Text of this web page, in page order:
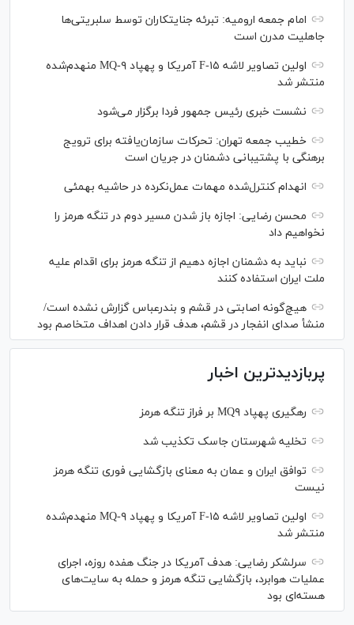
امام جمعه ارومیه: تبرئه جنایتکاران توسط سلبریتی‌ها
جاهلیت مدرن است
اولین تصاویر لاشه F-۱۵ آمریکا و پهپاد MQ-۹ منهدم‌شده
منتشر شد
نشست خبری رئیس‌ جمهور فردا برگزار می‌شود
خطیب جمعه تهران: تحرکات سازمان‌یافته برای ترویج
برهنگی با پشتیبانی دشمنان در جریان است
انهدام کنترل‌شده مهمات عمل‌نکرده در حاشیه بهمئی
محسن رضایی: اجازه باز شدن مسیر دوم در تنگه هرمز را
نخواهیم داد
نباید به دشمنان اجازه دهیم از تنگه هرمز برای اقدام علیه
ملت ایران استفاده کنند
هیچ‌گونه اصابتی در قشم و بندرعباس گزارش نشده است/
منشأ صدای انفجار در قشم، هدف قرار دادن اهداف متخاصم بود
پربازدیدترین اخبار
رهگیری پهپاد MQ۹ بر فراز تنگه هرمز
تخلیه شهرستان جاسک تکذیب شد
توافق ایران و عمان به معنای بازگشایی فوری تنگه هرمز
نیست
اولین تصاویر لاشه F-۱۵ آمریکا و پهپاد MQ-۹ منهدم‌شده
منتشر شد
سرلشکر رضایی: هدف آمریکا در جنگ هفده روزه، اجرای
عملیات هوابرد، بازگشایی تنگه هرمز و حمله به سایت‌های
هسته‌ای بود